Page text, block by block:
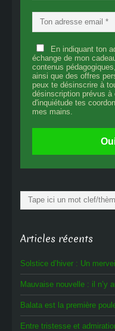
En indiquant ton
échange de mon
contenus
ainsi que des offres
peux te désinscrire à
désinscription prévus
d'inquiétude tes
mes mains.
Rechercher
Articles récents
Solstice d’hiver : Un
Mauvaise nouvelle : il n’y
Balata est la première
Entre tristesse et